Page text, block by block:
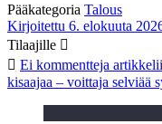
Pääkategoria Talous
Kirjoitettu 6. elokuuta
Tilaajille
Ei kommentteja
kisaajaa – voittaja selviää